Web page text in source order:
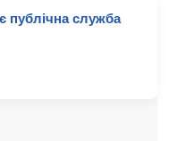
публічна служба